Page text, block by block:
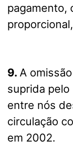
pagamento,
9. A
suprida pelo
entre nós
circulação
em 2002.